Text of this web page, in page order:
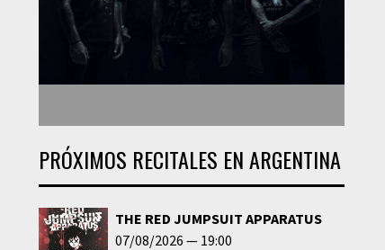
PRÓXIMOS RECITALES EN ARGENTINA
THE RED JUMPSUIT APPARATUS
07/08/2026
19:00